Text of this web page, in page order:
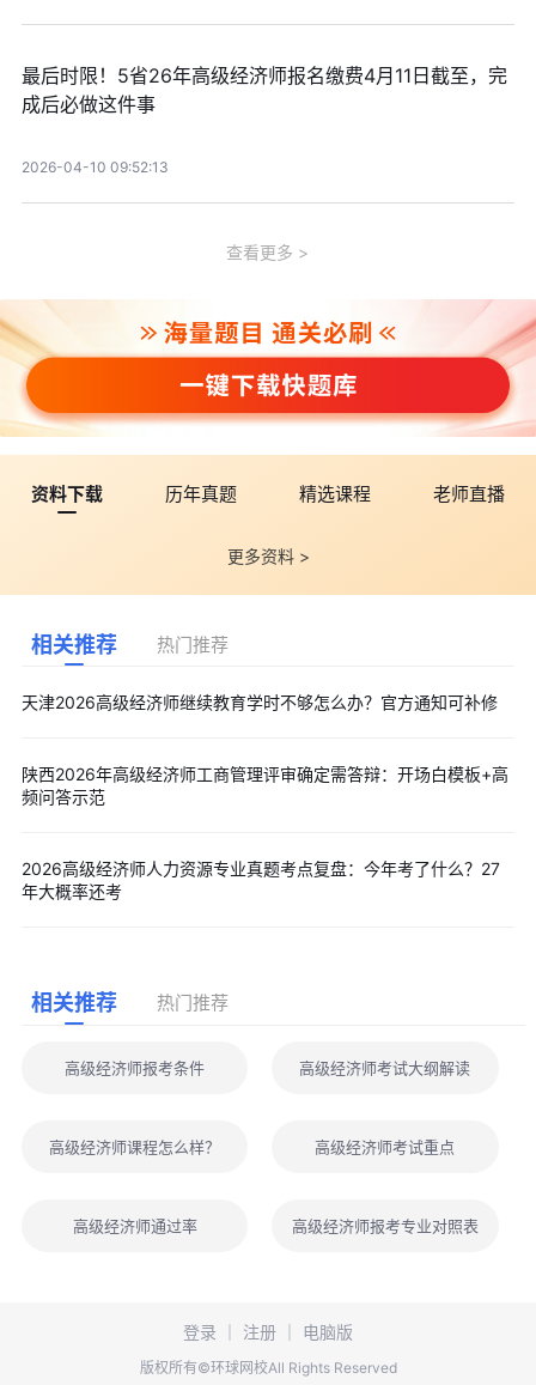
最后时限！5省26年高级经济师报名缴费4月11日截至，完
成后必做这件事
2026-04-10 09:52:13
查看更多
资料下载 历年真题 精选课程 老师直播
更多资料 >
相关推荐 热门推荐
天津2026高级经济师继续教育学时不够怎么办？官方通知可补修
陕西2026年高级经济师工商管理评审确定需答辩：开场白模板+高
频问答示范
2026高级经济师人力资源专业真题考点复盘：今年考了什么？27
年大概率还考
相关推荐 热门推荐
高级经济师报考条件 高级经济师考试大纲解读
高级经济师课程怎么样？ 高级经济师考试重点
高级经济师通过率 高级经济师报考专业对照表
登录 注册 电脑版
版权所有©环球网校All Rights Reserved